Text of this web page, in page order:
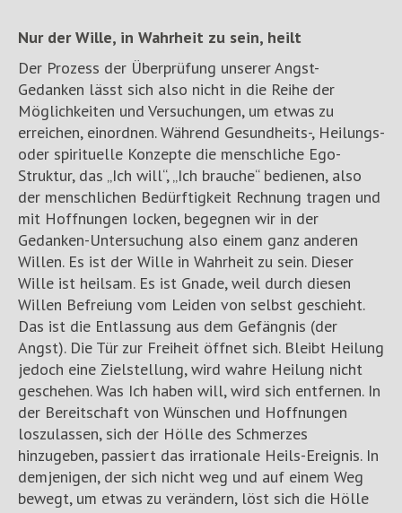
Nur der Wille, in Wahrheit zu sein, heilt
Der Prozess der Überprüfung unserer Angst-
Gedanken lässt sich also nicht in die Reihe der
Möglichkeiten und Versuchungen, um etwas zu
erreichen, einordnen. Während Gesundheits-, Heilungs-
oder spirituelle Konzepte die menschliche Ego-
Struktur, das „Ich will“, „Ich brauche“ bedienen, also
der menschlichen Bedürftigkeit Rechnung tragen und
mit Hoffnungen locken, begegnen wir in der
Gedanken-Untersuchung also einem ganz anderen
Willen. Es ist der Wille in Wahrheit zu sein. Dieser
Wille ist heilsam. Es ist Gnade, weil durch diesen
Willen Befreiung vom Leiden von selbst geschieht.
Das ist die Entlassung aus dem Gefängnis (der
Angst). Die Tür zur Freiheit öffnet sich. Bleibt Heilung
jedoch eine Zielstellung, wird wahre Heilung nicht
geschehen. Was Ich haben will, wird sich entfernen. In
der Bereitschaft von Wünschen und Hoffnungen
loszulassen, sich der Hölle des Schmerzes
hinzugeben, passiert das irrationale Heils-Ereignis. In
demjenigen, der sich nicht weg und auf einem Weg
bewegt, um etwas zu verändern, löst sich die Hölle